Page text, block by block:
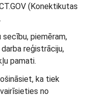
(Konektikutas
piemēram,
reģistrāciju,
pamati.
ka tiek
no